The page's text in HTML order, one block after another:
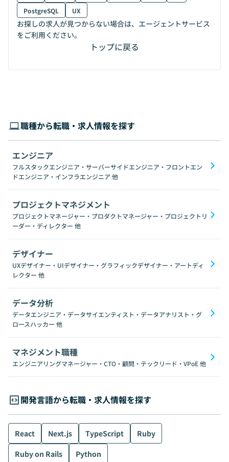
PostgreSQL
UX
お探しの求人が見つからない場合は、エージェントサービス
をご利用ください。
トップに戻る
職種から転職・求人情報を探す
エンジニア
フルスタックエンジニア・サーバーサイドエンジニア・フロントエン
ドエンジニア・インフラエンジニア 他
プロジェクトマネジメント
プロジェクトマネージャー・プロダクトマネージャー・プロジェクトリ
ーダー・ディレクター 他
デザイナー
UXデザイナー・UIデザイナー・グラフィックデザイナー・アートディ
レクター 他
データ分析
データエンジニア・データサイエンティスト・データアナリスト・グ
ロースハッカー 他
マネジメント職種
エンジニアリングマネージャー・CTO・顧問・テックリード・VPoE他
開発言語から転職・求人情報を探す
React Next.js TypeScript
Ruby
Ruby on Rails
Python